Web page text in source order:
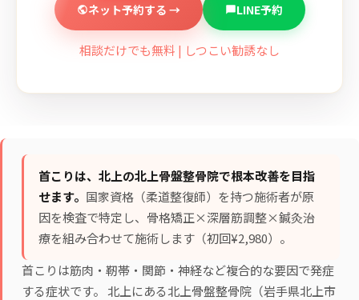
ネット予約する → LINE予約
相談だけでも無料 | しつこい勧誘なし
首こりは、北上の北上骨盤整骨院で根本改善を目指
せます。 国家資格（柔道整復師）を持つ施術者が原
因を検査で特定し、 骨格矯正×深層筋調整×鍼灸治
療を組み合わせて施術します（初回¥2,980）。
首こりは筋肉・靭帯・関節・神経など複合的な要因で発症
する症状です。 北上にある北上骨盤整骨院（岩手県北上市